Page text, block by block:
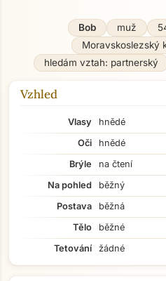
Bob muž
Moravskoslezský
hledám vztah: partnerský
Vzhled
Vlasy
hnědé
Oči
hnědé
Brýle
na čtení
Na pohled
běžný
Postava
běžná
Tělo
běžné
Tetování
žádné